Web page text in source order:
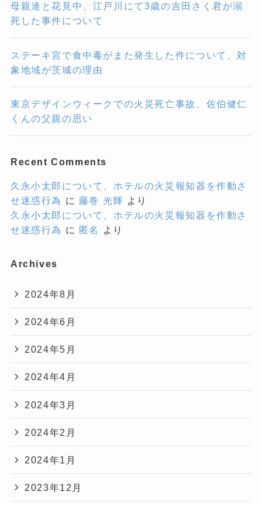
母親達と花見中、江戸川にて3歳の吉田さく君が溺
死した事件について
ステーキ宮で食中毒がまた発生した件について、対
象地域が茨城の理由
東京デザインウィークでの火災死亡事故、佐伯健仁
くんの父親の思い
Recent Comments
久永小太郎について、ホテルの火災報知器を作動さ
せ迷惑行為 に 藤巻 光輝 より
久永小太郎について、ホテルの火災報知器を作動さ
せ迷惑行為 に 匿名 より
Archives
2024年8月
2024年6月
2024年5月
2024年4月
2024年3月
2024年2月
2024年1月
2023年12月